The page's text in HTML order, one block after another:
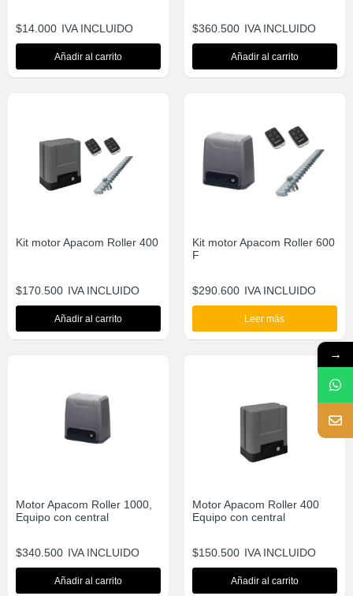
$14.000 IVA INCLUIDO
Añadir al carrito
$360.500 IVA INCLUIDO
Añadir al carrito
Kit motor Apacom Roller 400
$170.500 IVA INCLUIDO
Añadir al carrito
Kit motor Apacom Roller 600
F
$290.600 IVA INCLUIDO
Leer más
Motor Apacom Roller 1000,
Equipo con central
$340.500 IVA INCLUIDO
Añadir al carrito
Motor Apacom Roller 400
Equipo con central
$150.500 IVA INCLUIDO
Añadir al carrito
→